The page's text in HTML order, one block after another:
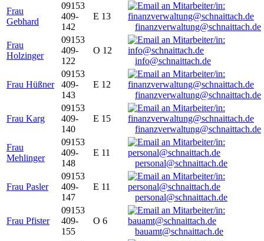
Frau
Gebhard
09153
409-
142
E 13
finanzverwaltung@schnaittach.de
Frau
Holzinger
09153
409-
122
O 12
info@schnaittach.de
Frau Hüßner
09153
409-
143
E 12
finanzverwaltung@schnaittach.de
Frau Karg
09153
409-
140
E 15
finanzverwaltung@schnaittach.de
Frau
Mehlinger
09153
409-
148
E 11
personal@schnaittach.de
Frau Pasler
09153
409-
147
E 11
personal@schnaittach.de
Frau Pfister
09153
409-
155
O 6
bauamt@schnaittach.de